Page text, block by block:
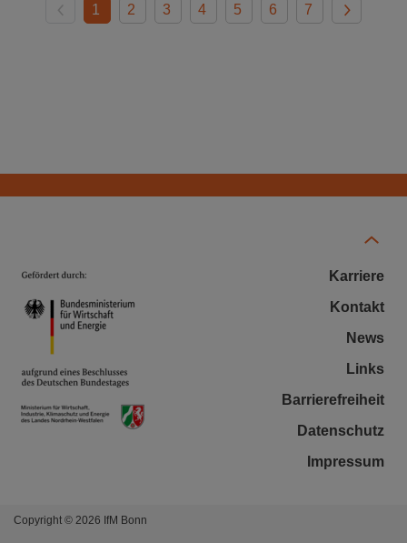
1 2 3 4 5 6 7
Karriere
Kontakt
News
Links
Barrierefreiheit
Datenschutz
Impressum
Copyright © 2026 IfM Bonn